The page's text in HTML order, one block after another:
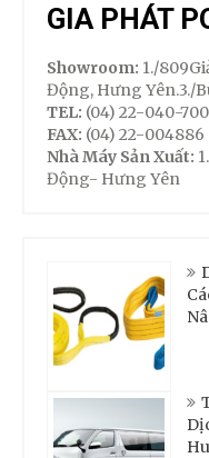
GIA PHÁT
Showroom: 1./
Động, Hưng Yên.3./
TEL: (04) 22-040-700
FAX: (04) 22-004886
Nhà Máy Sản Xuất:
Động- Hưng Yên